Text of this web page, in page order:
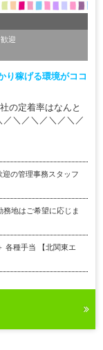
迎
り稼げる環境がココ
の定着率はなんと
＼／＼／＼／＼／
迎の管理事務スタッフ
地はご希望に応じま
各種手当 【北関東エ